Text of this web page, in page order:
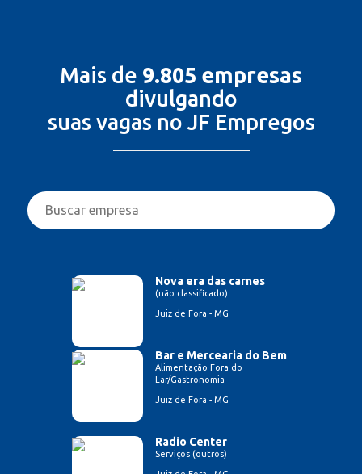
Mais de 9.805 empresas
divulgando
suas vagas no JF Empregos
Nova era das carnes
(não classificado)
Juiz de Fora - MG
Bar e Mercearia do Bem
Alimentação Fora do
Lar/Gastronomia
Juiz de Fora - MG
Radio Center
Serviços (outros)